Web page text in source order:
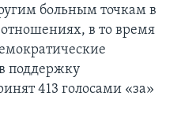
больным точкам в
в то время
поддержку
413 голосами «за»